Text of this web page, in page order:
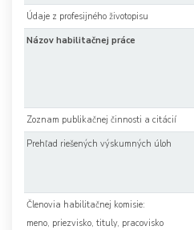
Údaje z profesijného životopisu
Názov habilitačnej práce
Zoznam publikačnej činnosti a citácií
Prehľad riešených výskumných úloh
Členovia habilitačnej komisie:
meno, priezvisko, tituly, pracovisko